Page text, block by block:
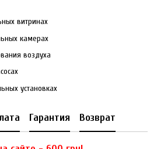
витринах
камерах
воздуха
установках
Гарантия Возврат